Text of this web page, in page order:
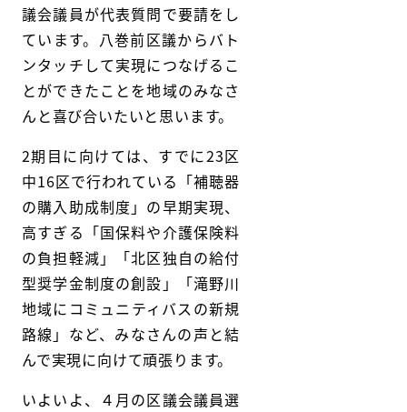
議会議員が代表質問で要請をし
ています。八巻前区議からバト
ンタッチして実現につなげるこ
とができたことを地域のみなさ
んと喜び合いたいと思います。
2期目に向けては、すでに23区
中16区で行われている「補聴器
の購入助成制度」の早期実現、
高すぎる「国保料や介護保険料
の負担軽減」「北区独自の給付
型奨学金制度の創設」「滝野川
地域にコミュニティバスの新規
路線」など、みなさんの声と結
んで実現に向けて頑張ります。
いよいよ、４月の区議会議員選